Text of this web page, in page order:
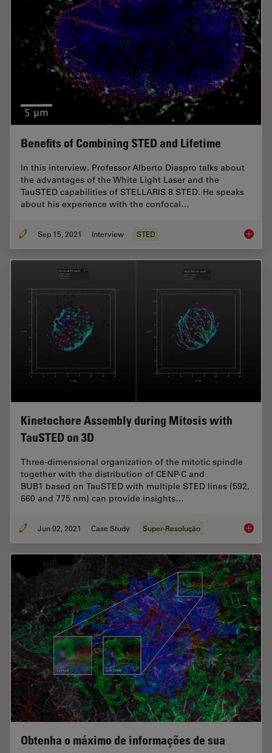
Benefits of Combining STED and Lifetime
In this interview, Professor Alberto Diaspro talks about
the advantages of the White Light Laser and the
TauSTED capabilities of STELLARIS 8 STED. He speaks
about his experience with the confocal…
Sep 15, 2021 Interview STED
Kinetochore Assembly during Mitosis with
TauSTED on 3D
Three-dimensional organization of the mitotic spindle
together with the distribution of CENP-C and
BUB1 based on TauSTED with multiple STED lines (592,
660 and 775 nm) can provide insights…
Jun 02, 2021 Case Study Super-Resolução
Obtenha o máximo de informações de sua